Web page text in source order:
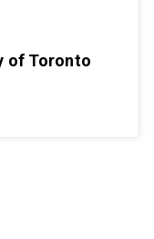
of Toronto